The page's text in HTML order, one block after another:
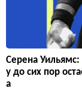
Серена
у до сих пор
а